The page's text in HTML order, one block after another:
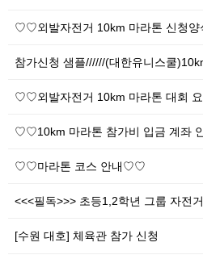
♡♡외발자전거 10km 마라톤 신청
참가신청 샘플//////(대한유니스쿨
♡♡외발자전거 10km 마라톤 대회
♡♡10km 마라톤 참가비 입금 계좌
♡♡마라톤 코스 안내♡♡
<<<필독>>> 초등1,2학년 그룹 자전
[수원 대호] 체육관 참가 신청